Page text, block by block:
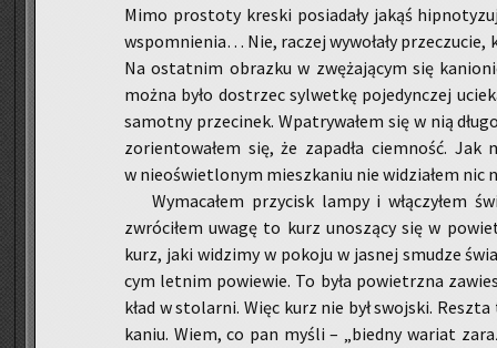
Mimo pro­sto­ty kre­ski po­sia­da­ły jakąś
wspo­mnie­nia… Nie, ra­czej wy­wo­ła­ły
Na ostat­nim ob­raz­ku w zwę­ża­ją­cym się
można było do­strzec syl­wet­kę po­je­dyn­czej
sa­mot­ny prze­ci­nek. Wpa­try­wa­łem się w nią
zo­rien­to­wa­łem się, że za­pa­dła ciem­ność.
w nie­oświe­tlo­nym miesz­ka­niu nie wi­dzia­łem nic
Wy­ma­ca­łem przy­cisk lampy i włą­czy­łem
zwró­ci­łem uwagę to kurz uno­szą­cy się w
kurz, jaki wi­dzi­my w po­ko­ju w ja­snej smu­dze
cym let­nim po­wie­wie. To była po­wietrz­na
kład w sto­lar­ni. Więc kurz nie był swoj­ski.
ka­niu. Wiem, co pan myśli – „bied­ny wa­riat